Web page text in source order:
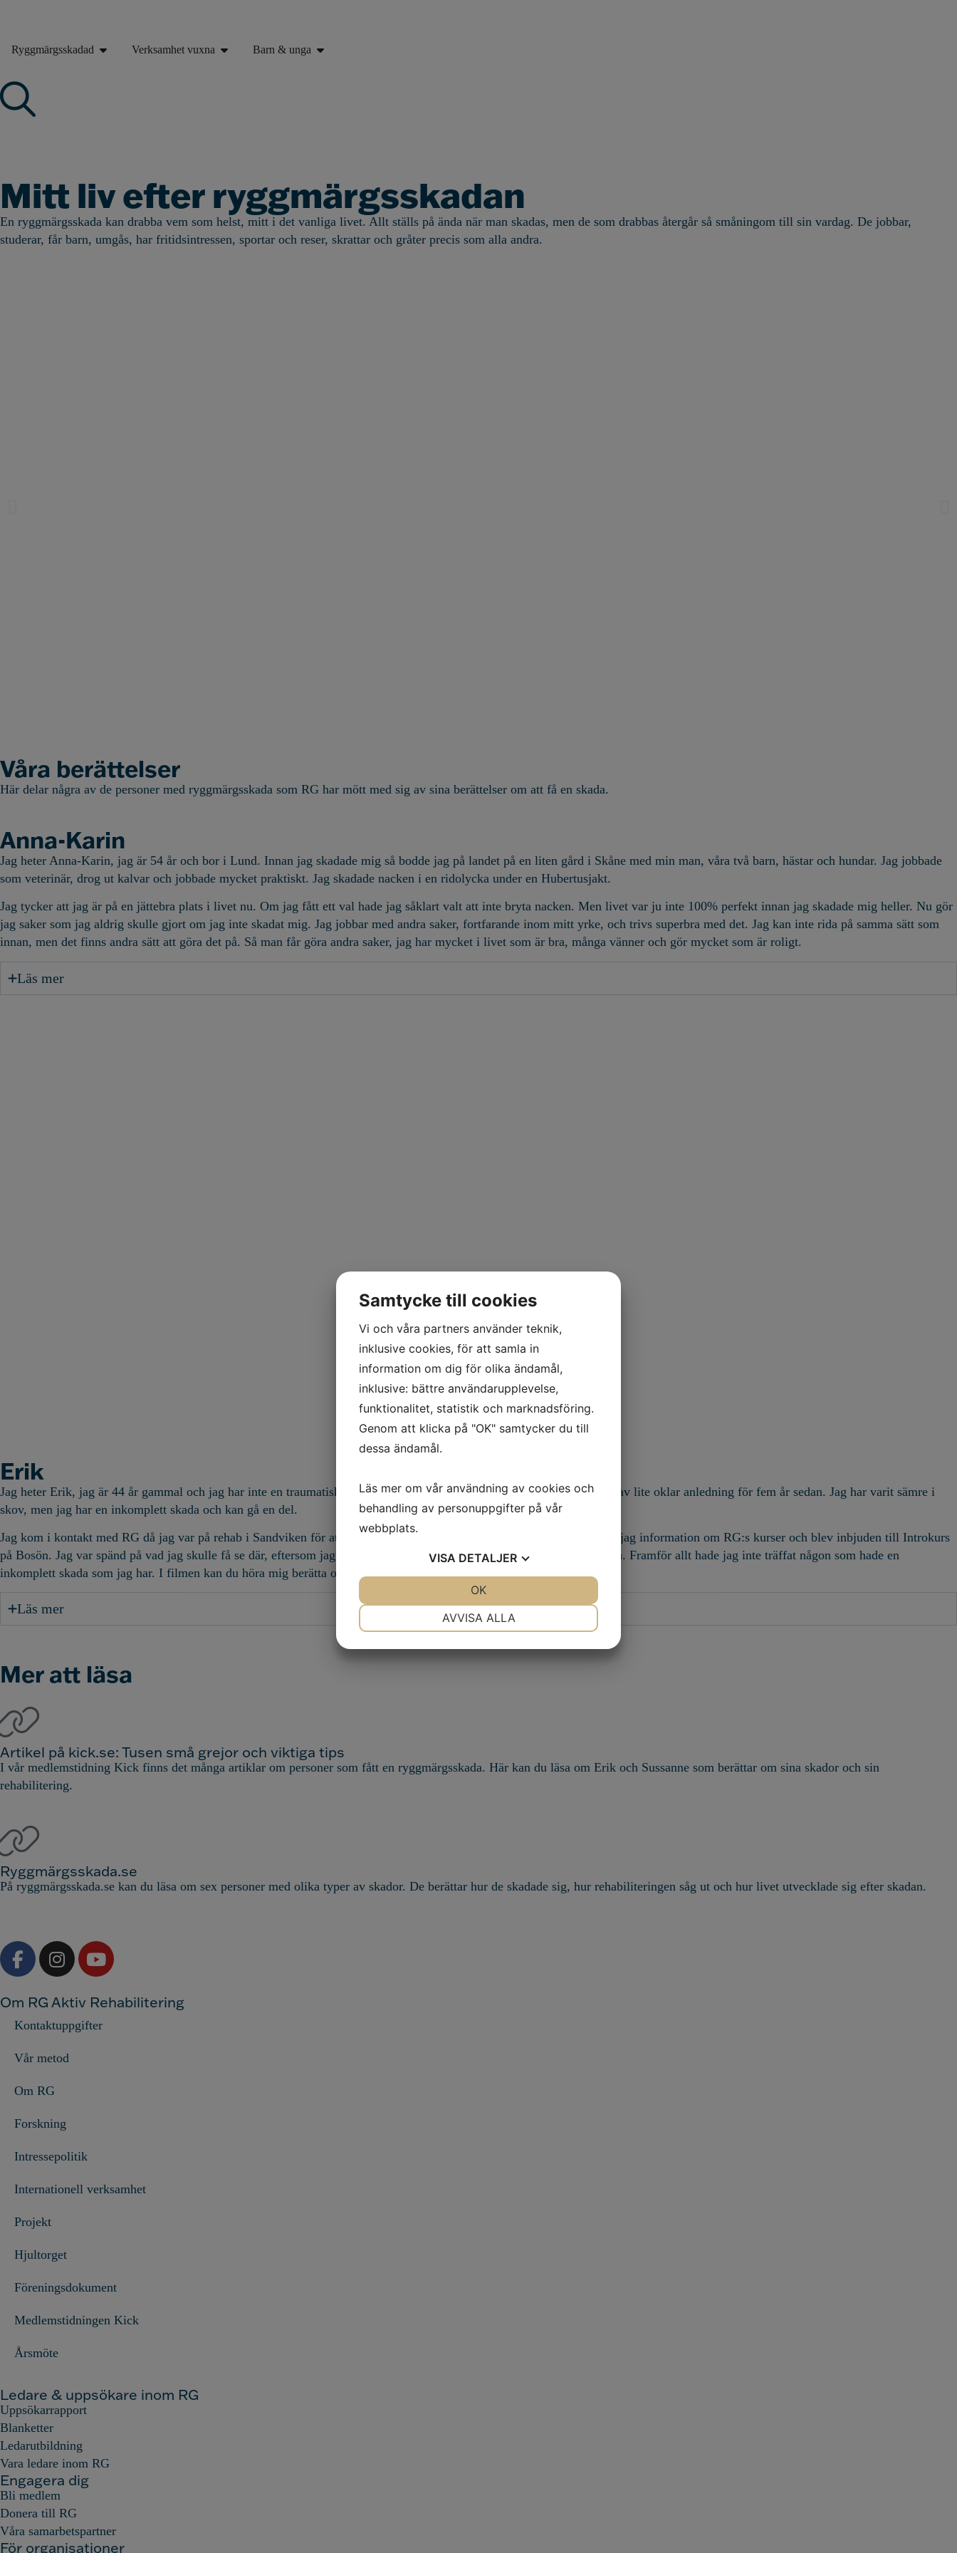
Ryggmärgsskadad Verksamhet vuxna Barn & unga
Mitt liv efter ryggmärgsskadan
En ryggmärgsskada kan drabba vem som helst, mitt i det vanliga livet. Allt ställs på ända när man skadas, men de som drabbas återgår så småningom till sin vardag. De jobbar,
studerar, får barn, umgås, har fritidsintressen, sportar och reser, skrattar och gråter precis som alla andra.
Våra berättelser
Här delar några av de personer med ryggmärgsskada som RG har mött med sig av sina berättelser om att få en skada.
Anna-Karin
Jag heter Anna-Karin, jag är 54 år och bor i Lund. Innan jag skadade mig så bodde jag på landet på en liten gård i Skåne med min man, våra två barn, hästar och hundar. Jag jobbade
som veterinär, drog ut kalvar och jobbade mycket praktiskt. Jag skadade nacken i en ridolycka under en Hubertusjakt.
Jag tycker att jag är på en jättebra plats i livet nu. Om jag fått ett val hade jag såklart valt att inte bryta nacken. Men livet var ju inte 100% perfekt innan jag skadade mig heller. Nu gör
jag saker som jag aldrig skulle gjort om jag inte skadat mig. Jag jobbar med andra saker, fortfarande inom mitt yrke, och trivs superbra med det. Jag kan inte rida på samma sätt som
innan, men det finns andra sätt att göra det på. Så man får göra andra saker, jag har mycket i livet som är bra, många vänner och gör mycket som är roligt.
Läs mer
Erik
Jag heter Erik, jag är 44 år gammal och jag har inte en traumatisk skada utan mitt immunförsvar angrep min ryggmärg av lite oklar anledning för fem år sedan. Jag har varit sämre i
skov, men jag har en inkomplett skada och kan gå en del.
Jag kom i kontakt med RG då jag var på rehab i Sandviken för att prova ut en rullstol, flera år efter min skada. Då fick jag information om RG:s kurser och blev inbjuden till Introkurs
på Bosön. Jag var spänd på vad jag skulle få se där, eftersom jag inte träffat så många andra med ryggmärgsskada innan. Framför allt hade jag inte träffat någon som hade en
inkomplett skada som jag har. I filmen kan du höra mig berätta om det.
Läs mer
Mer att läsa
Artikel på kick.se: Tusen små grejor och viktiga tips
I vår medlemstidning Kick finns det många artiklar om personer som fått en ryggmärgsskada. Här kan du läsa om Erik och Sussanne som berättar om sina skador och sin
rehabilitering.
Ryggmärgsskada.se
På ryggmärgsskada.se kan du läsa om sex personer med olika typer av skador. De berättar hur de skadade sig, hur rehabiliteringen såg ut och hur livet utvecklade sig efter skadan.
Om RG Aktiv Rehabilitering
Kontaktuppgifter
Vår metod
Om RG
Forskning
Intressepolitik
Internationell verksamhet
Projekt
Hjultorget
Föreningsdokument
Medlemstidningen Kick
Årsmöte
Ledare & uppsökare inom RG
Uppsökarrapport
Blanketter
Ledarutbildning
Vara ledare inom RG
Engagera dig
Bli medlem
Donera till RG
Våra samarbetspartner
För organisationer
Samtycke till cookies
Vi och våra partners använder teknik,
inklusive cookies, för att samla in
information om dig för olika ändamål,
inklusive: bättre användarupplevelse,
funktionalitet, statistik och marknadsföring.
Genom att klicka på "OK" samtycker du till
dessa ändamål.
Läs mer om vår användning av cookies och
behandling av personuppgifter på vår
webbplats.
VISA DETALJER
AVVISA ALLA
OK